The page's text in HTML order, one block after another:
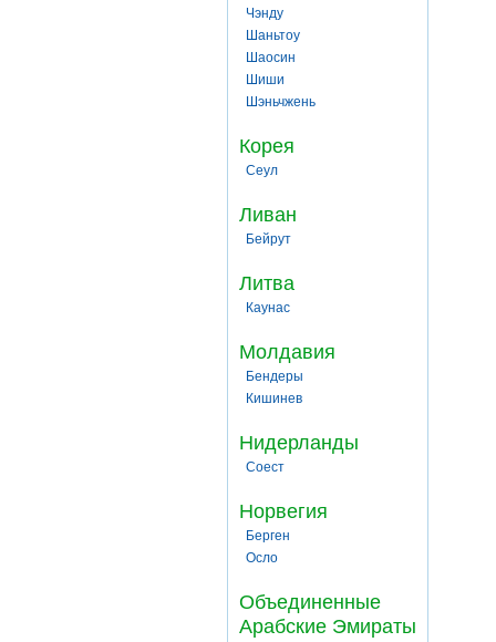
Чэнду
Шаньтоу
Шаосин
Шиши
Шэньчжень
Корея
Сеул
Ливан
Бейрут
Литва
Каунас
Молдавия
Бендеры
Кишинев
Нидерланды
Соест
Норвегия
Берген
Осло
Объединенные
Арабские Эмираты